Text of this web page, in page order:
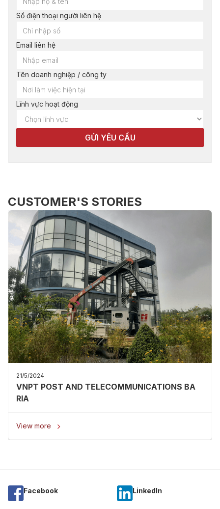
Số điện thoại người liên hệ
Email liên hệ
Tên doanh nghiệp / công ty
Lĩnh vực hoạt động
CUSTOMER'S STORIES
21/5/2024
VNPT POST AND TELECOMMUNICATIONS BA
RIA
View more 
Facebook Linkedln